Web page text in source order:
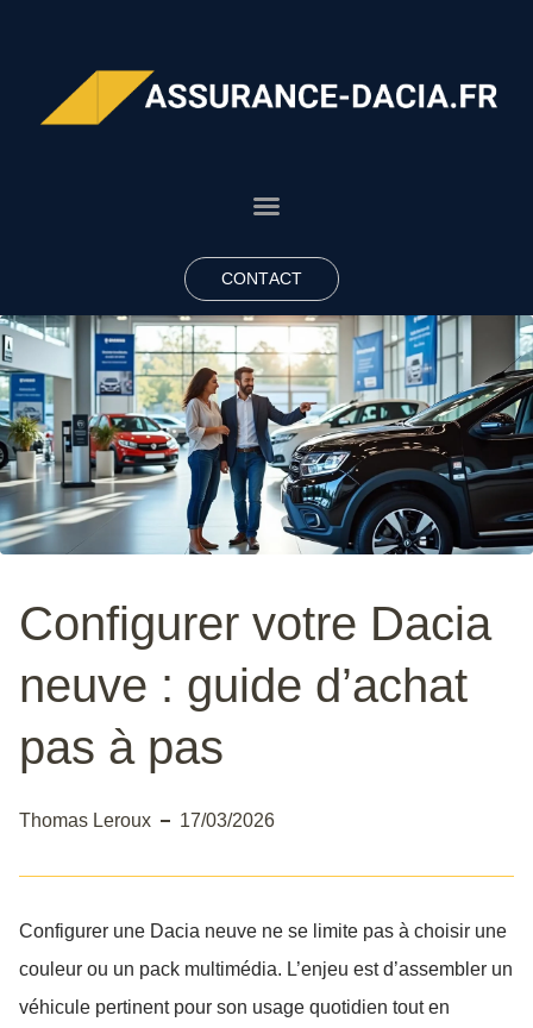
CONTACT
Configurer votre Dacia
neuve : guide d’achat
pas à pas
Thomas Leroux 17/03/2026
Configurer une Dacia neuve ne se limite pas à choisir une
couleur ou un pack multimédia. L’enjeu est d’assembler un
véhicule pertinent pour son usage quotidien tout en